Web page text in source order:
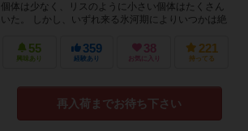
個体は少なく、リスのように小さい個体はたくさん
いた。 しかし、いずれ来る氷河期によりいつかは絶
55
興味あり
359
経験あり
38
お気に入り
221
持ってる
再入荷までお待ち下さい